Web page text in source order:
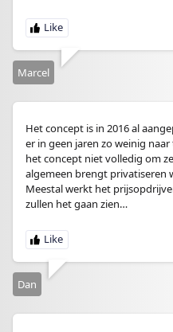
Marcel
Het concept is in 2016 al
er in geen jaren zo weinig
het concept niet volledig om
algemeen brengt privatiseren
Meestal werkt het
zullen het gaan zien…
Dan